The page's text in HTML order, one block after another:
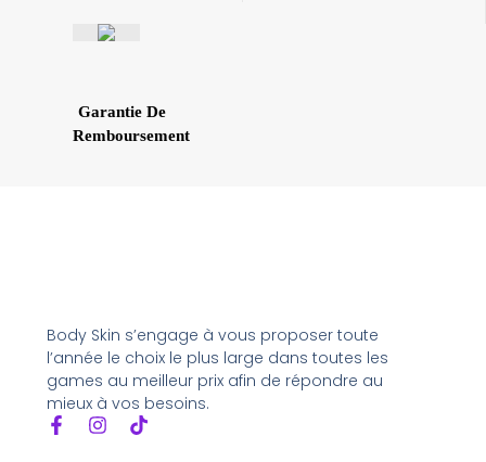
Garantie De
Remboursement
Body Skin s’engage à vous proposer toute
l’année le choix le plus large dans toutes les
games au meilleur prix afin de répondre au
mieux à vos besoins.